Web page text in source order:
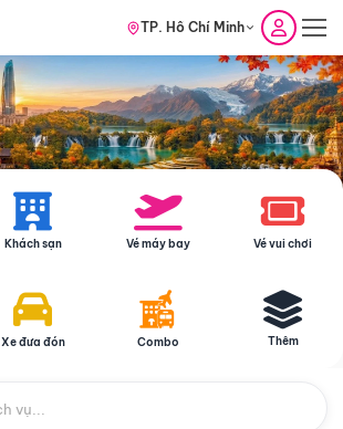
TP. Hồ Chí Minh
Khách sạn Vé máy bay Vé vui chơi
Xe đưa đón Combo Thêm